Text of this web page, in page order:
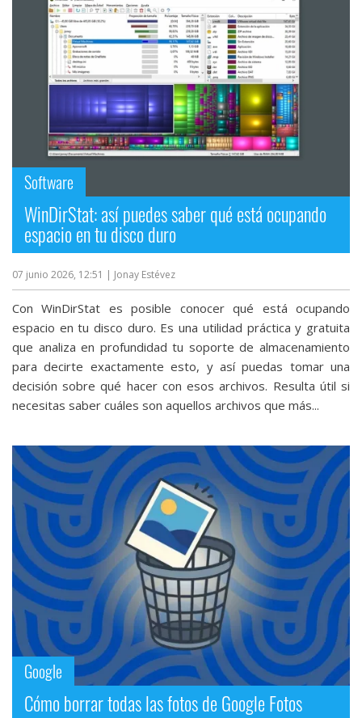
Software
WinDirStat: así puedes saber qué está ocupando
espacio en tu disco duro
07 junio 2026, 12:51 | Jonay Estévez
Con WinDirStat es posible conocer qué está ocupando
espacio en tu disco duro. Es una utilidad práctica y gratuita
que analiza en profundidad tu soporte de almacenamiento
para decirte exactamente esto, y así puedas tomar una
decisión sobre qué hacer con esos archivos. Resulta útil si
necesitas saber cuáles son aquellos archivos que más...
Google
Cómo borrar todas las fotos de Google Fotos